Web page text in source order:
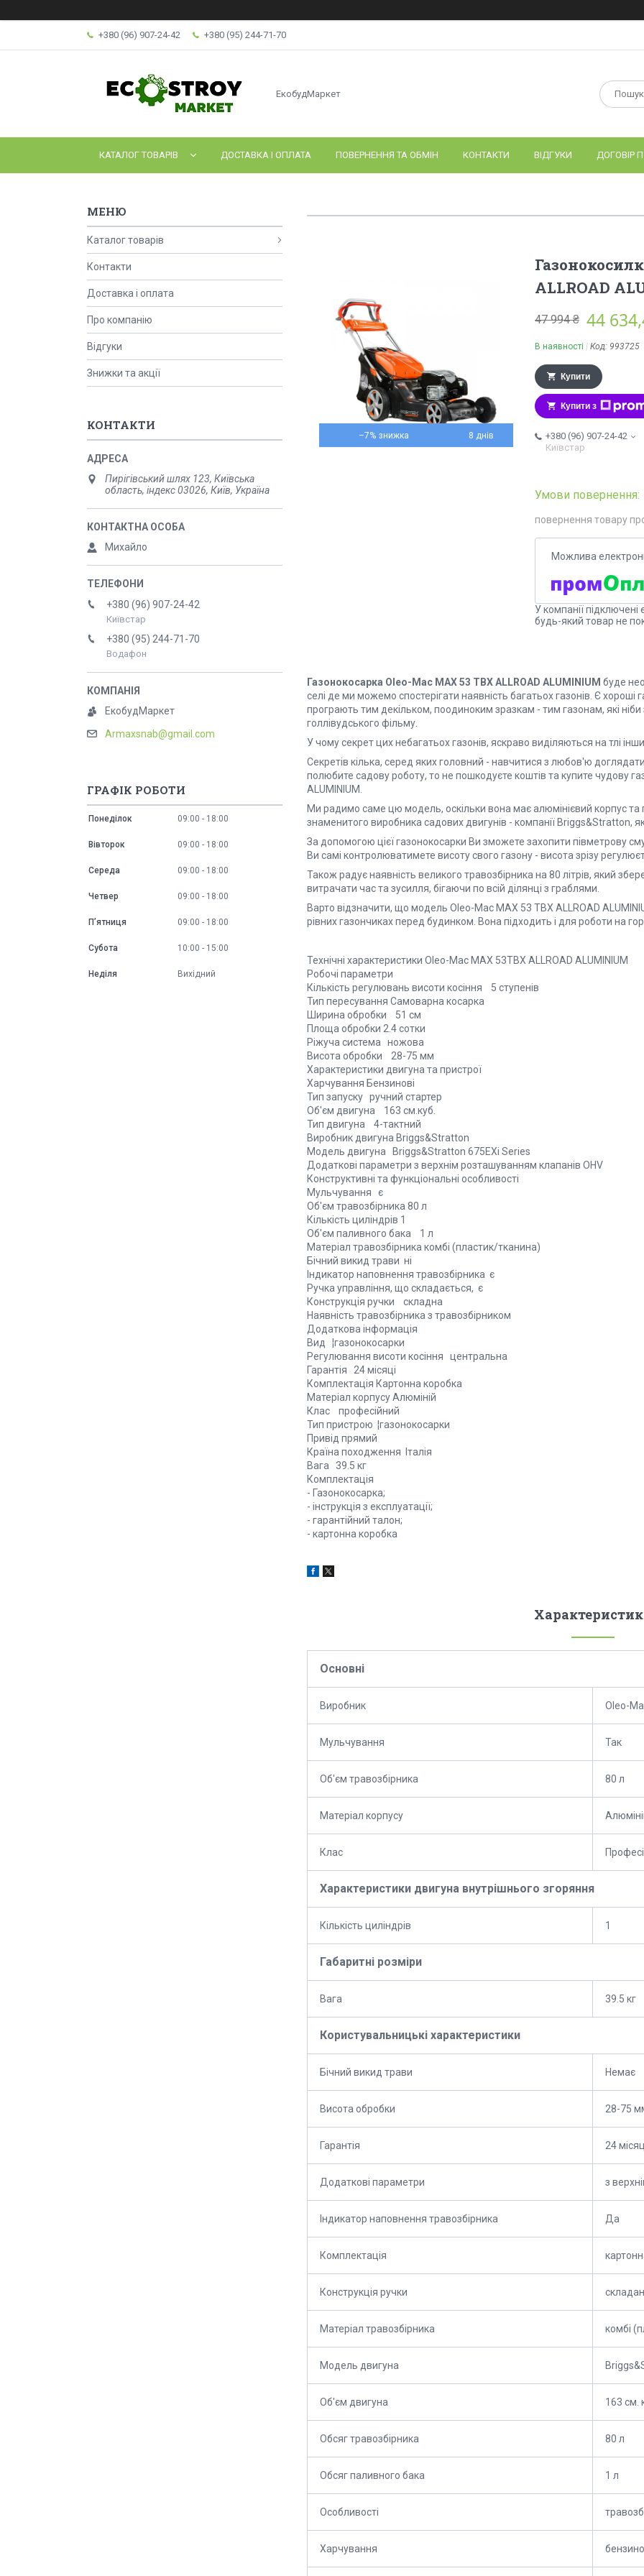
+380 (96) 907-24-42 +380 (95) 244-71-70
ЕкобудМаркет
КАТАЛОГ ТОВАРІВ ДОСТАВКА І ОПЛАТА ПОВЕРНЕННЯ ТА ОБМІН КОНТАКТИ ВІДГУКИ ДОГОВІР
–7% 8 днів
ALLROAD
47 994 ₴ 44
В наявності Код: 993725
Купити
Купити з
+380 (96) 907-24-42
Київстар
повернення товару
У компанії
будь-який товар не
Газонокосарка Оlео-Маc MAX 53 TBX ALLROAD ALUMINIUM буде
селі де ми можемо спостерігати наявність багатьох газонів. Є хороші
програють тим декільком, поодиноким зразкам - тим газонам, які
голлівудського фільму.
У чому секрет цих небагатьох газонів, яскраво виділяються на тлі
Секретів кілька, серед яких головний - навчитися з любов'ю
полюбите садову роботу, то не пошкодуєте коштів та купите чудову
ALUMINIUM.
Ми радимо саме цю модель, оскільки вона має алюмінієвий корпус
знаменитого виробника садових двигунів - компанії Briggs&Stratton,
За допомогою цієї газонокосарки Ви зможете захопити півметрову
Ви самі контролюватимете висоту свого газону - висота зрізу
Також радує наявність великого травозбірника на 80 літрів, який
витрачати час та зусилля, бігаючи по всій ділянці з граблями.
Варто відзначити, що модель Оlео-Мас MAX 53 TBX ALLROAD
рівних газончиках перед будинком. Вона підходить і для роботи на
Технічні характеристики Оlео-Мас MAX 53TBX ALLROAD ALUMINIUM
Робочі параметри
Кількість регулювань висоти косіння 5 ступенів
Тип пересування Самоварна косарка
Ширина обробки 51 см
Площа обробки 2.4 сотки
Ріжуча система ножова
Висота обробки 28-75 мм
Характеристики двигуна та пристрої
Харчування Бензинові
Тип запуску ручний стартер
Об'єм двигуна 163 см.куб.
Тип двигуна 4-тактний
Виробник двигуна Briggs&Stratton
Модель двигуна Briggs&Stratton 675EXi Series
Додаткові параметри з верхнім розташуванням клапанів OHV
Конструктивні та функціональні особливості
Мульчування є
Об'єм травозбірника 80 л
Кількість циліндрів 1
Об'єм паливного бака 1 л
Матеріал травозбірника комбі (пластик/тканина)
Бічний викид трави ні
Індикатор наповнення травозбірника є
Ручка управління, що складається, є
Конструкція ручки складна
Наявність травозбірника з травозбірником
Додаткова інформація
Вид ¦газонокосарки
Регулювання висоти косіння центральна
Гарантія 24 місяці
Комплектація Картонна коробка
Матеріал корпусу Алюміній
Клас професійний
Тип пристрою ¦газонокосарки
Привід прямий
Країна походження Італія
Вага 39.5 кг
Комплектація
- Газонокосарка;
- інструкція з експлуатації;
- гарантійний талон;
- картонна коробка
Основні
Виробник Oleo-
Мульчування Так
Об'єм травозбірника 80 л
Матеріал корпусу
Клас
Характеристики двигуна внутрішнього згоряння
Кількість циліндрів 1
Габаритні розміри
Вага 39.5 кг
Користувальницькі характеристики
Бічний викид трави Немає
Висота обробки 28-75
Гарантія 24
Додаткові параметри з
Індикатор наповнення травозбірника Да
Комплектація
Конструкція ручки
Матеріал травозбірника комбі
Модель двигуна
Об'єм двигуна 163 см.
Обсяг травозбірника 80 л
Обсяг паливного бака 1 л
Особливості
Харчування
Каталог товарів
Контакти
Доставка і оплата
Про компанію
Відгуки
Знижки та акції
КОНТАКТИ
Пирігівський шлях 123, Київська
область, індекс 03026, Київ, Україна
Михайло
+380 (96) 907-24-42
Київстар
+380 (95) 244-71-70
Водафон
ЕкобудМаркет
Armaxsnab@gmail.com
ГРАФІК РОБОТИ
Понеділок 09:00 18:00
Вівторок 09:00 18:00
Середа 09:00 18:00
Четвер 09:00 18:00
Пʼятниця 09:00 18:00
Субота 10:00 15:00
Неділя Вихідний